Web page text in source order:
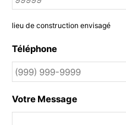
lieu de construction envisagé
Téléphone
Votre Message